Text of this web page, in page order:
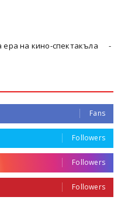
спектакъла Кюстендил
Fans
Followers
Followers
Followers